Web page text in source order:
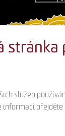
stránka
služeb
informací přejděte